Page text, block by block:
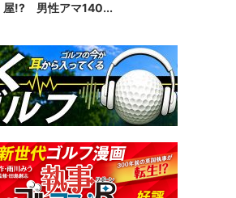
屋!? 男性アマ140...